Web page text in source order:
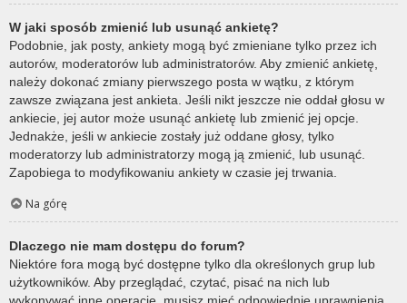
W jaki sposób zmienić lub usunąć ankietę?
Podobnie, jak posty, ankiety mogą być zmieniane tylko przez ich
autorów, moderatorów lub administratorów. Aby zmienić ankietę,
należy dokonać zmiany pierwszego posta w wątku, z którym
zawsze związana jest ankieta. Jeśli nikt jeszcze nie oddał głosu w
ankiecie, jej autor może usunąć ankietę lub zmienić jej opcje.
Jednakże, jeśli w ankiecie zostały już oddane głosy, tylko
moderatorzy lub administratorzy mogą ją zmienić, lub usunąć.
Zapobiega to modyfikowaniu ankiety w czasie jej trwania.
Na górę
Dlaczego nie mam dostępu do forum?
Niektóre fora mogą być dostępne tylko dla określonych grup lub
użytkowników. Aby przeglądać, czytać, pisać na nich lub
wykonywać inne operacje, musisz mieć odpowiednie uprawnienia.